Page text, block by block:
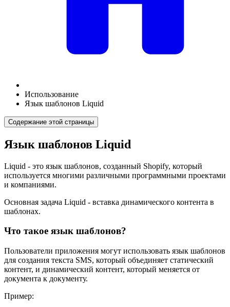
Использование
Язык шаблонов Liquid
Содержание этой страницы
Язык шаблонов Liquid
Liquid - это язык шаблонов, созданный Shopify, который
используется многими различными программными проектами
и компаниями.
Основная задача Liquid - вставка динамического контента в
шаблонах.
Что такое язык шаблонов?
Пользователи приложения могут использовать язык шаблонов
для создания текста SMS, который объединяет статический
контент, и динамический контент, который меняется от
документа к документу.
Пример: